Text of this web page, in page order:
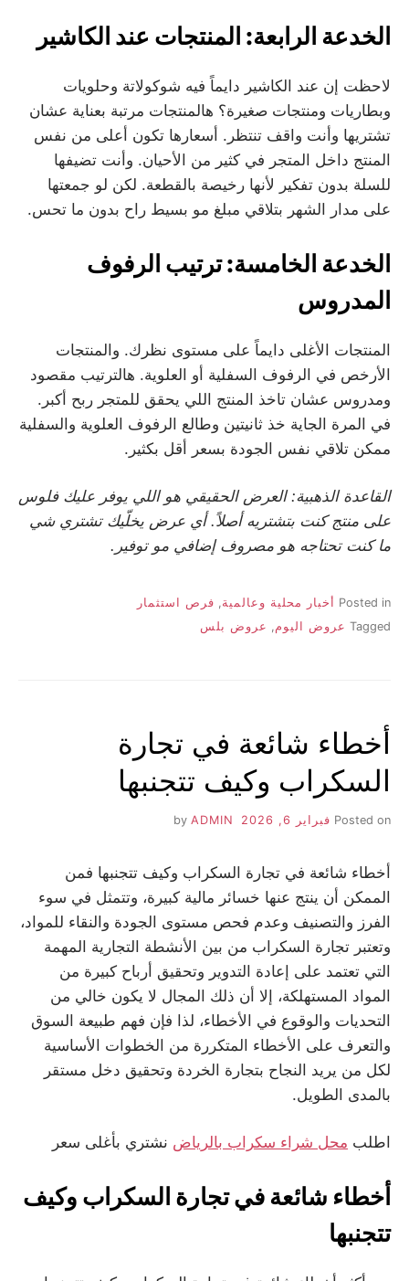
الخدعة الرابعة: المنتجات عند الكاشير
لاحظت إن عند الكاشير دايماً فيه شوكولاتة وحلويات
وبطاريات ومنتجات صغيرة؟ هالمنتجات مرتبة بعناية عشان
تشتريها وأنت واقف تنتظر. أسعارها تكون أعلى من نفس
المنتج داخل المتجر في كثير من الأحيان. وأنت تضيفها
للسلة بدون تفكير لأنها رخيصة بالقطعة. لكن لو جمعتها
على مدار الشهر بتلاقي مبلغ مو بسيط راح بدون ما تحس.
الخدعة الخامسة: ترتيب الرفوف
المدروس
المنتجات الأغلى دايماً على مستوى نظرك. والمنتجات
الأرخص في الرفوف السفلية أو العلوية. هالترتيب مقصود
ومدروس عشان تاخذ المنتج اللي يحقق للمتجر ربح أكبر.
في المرة الجاية خذ ثانيتين وطالع الرفوف العلوية والسفلية
ممكن تلاقي نفس الجودة بسعر أقل بكثير.
القاعدة الذهبية: العرض الحقيقي هو اللي يوفر عليك فلوس
على منتج كنت بتشتريه أصلاً. أي عرض يخلّيك تشتري شي
ما كنت تحتاجه هو مصروف إضافي مو توفير.
Posted in أخبار محلية وعالمية
فرص استثمار
Tagged عروض اليوم, عروض بلس
أخطاء شائعة في تجارة
السكراب وكيف تتجنبها
Posted on فبراير 6, 2026 ADMIN
أخطاء شائعة في تجارة السكراب وكيف تتجنبها فمن
الممكن أن ينتج عنها خسائر مالية كبيرة، وتتمثل في سوء
الفرز والتصنيف وعدم فحص مستوى الجودة والنقاء للمواد،
وتعتبر تجارة السكراب من بين الأنشطة التجارية المهمة
التي تعتمد على إعادة التدوير وتحقيق أرباح كبيرة من
المواد المستهلكة، إلا أن ذلك المجال لا يكون خالي من
التحديات والوقوع في الأخطاء، لذا فإن فهم طبيعة السوق
والتعرف على الأخطاء المتكررة من الخطوات الأساسية
لكل من يريد النجاح بتجارة الخردة وتحقيق دخل مستقر
بالمدى الطويل.
اطلب محل شراء سكراب بالرياض نشتري بأغلى سعر
أخطاء شائعة في تجارة السكراب وكيف
تتجنبها